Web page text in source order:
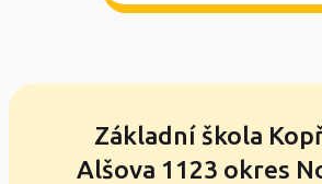
Základní škola
Alšova 1123 okres